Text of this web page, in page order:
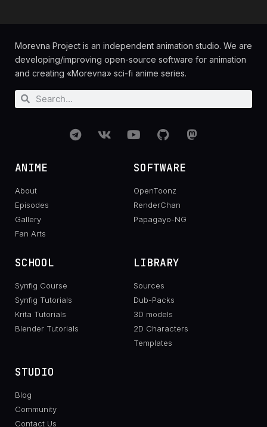
Morevna Project is an independent animation studio. We are
developing/improving open-source software for animation
and creating «Morevna» sci-fi anime series.
ANIME
About
Episodes
Gallery
Fan Arts
SOFTWARE
OpenToonz
RenderChan
Papagayo-NG
SCHOOL
Synfig Course
Synfig Tutorials
Krita Tutorials
Blender Tutorials
LIBRARY
Sources
Dub-Packs
3D models
2D Characters
Templates
STUDIO
Blog
Community
Contact Us